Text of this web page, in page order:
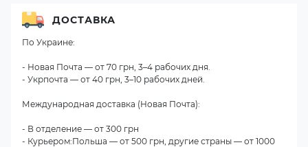
ДОСТАВКА
По Украине:
- Новая Почта — от 70 грн, 3–4 рабочих дня.
- Укрпочта — от 40 грн, 3–10 рабочих дней.
Международная доставка (Новая Почта):
- В отделение — от 300 грн
- Курьером:Польша — от 500 грн, другие страны — от 1000